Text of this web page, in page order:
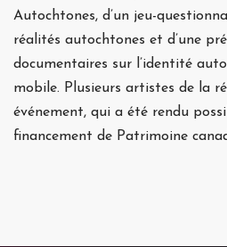
Autochtones, d’un jeu-
réalités autochtones et d’une
documentaires sur l’identité
mobile. Plusieurs artistes de la
événement, qui a été rendu
financement de Patrimoine